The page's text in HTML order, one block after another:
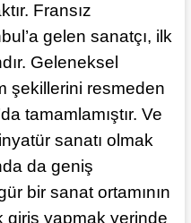
Fransız
gelen sanatçı, ilk
Geleneksel
şekillerini resmeden
tamamlamıştır. Ve
sanatı olmak
da geniş
bir sanat ortamının
giriş yapmak yerinde